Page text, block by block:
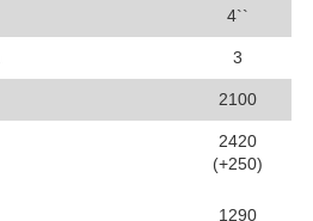
4``
3
2100
2420
(+250)
1290